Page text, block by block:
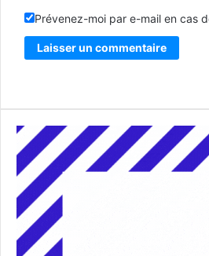
Prévenez-moi par e-mail en cas